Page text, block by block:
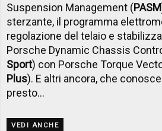
Suspension Management (PASM
sterzante, il programma
regolazione del telaio e
Porsche Dynamic Chassis
Sport) con Porsche Torque
Plus). E altri ancora, che
presto...
VEDI ANCHE